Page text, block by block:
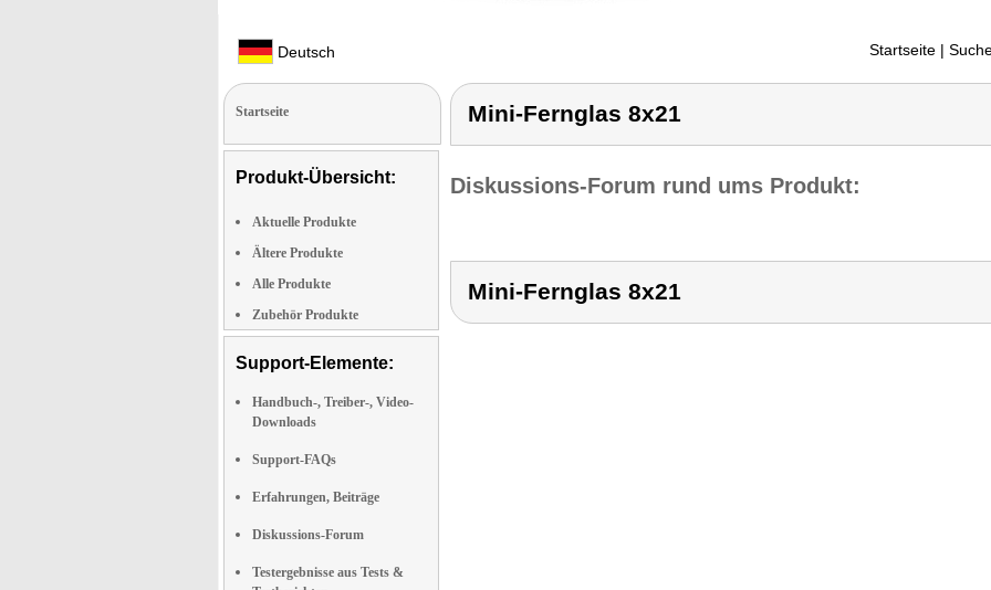
Deutsch Startseite |
Startseite
Produkt-Übersicht:
Aktuelle Produkte
Ältere Produkte
Alle Produkte
Zubehör Produkte
Support-Elemente:
Handbuch-, Treiber-, Video-
Downloads
Support-FAQs
Erfahrungen, Beiträge
Diskussions-Forum
Testergebnisse aus Tests &
Mini-Fernglas 8x21
Diskussions-Forum rund ums Produkt:
Mini-Fernglas 8x21